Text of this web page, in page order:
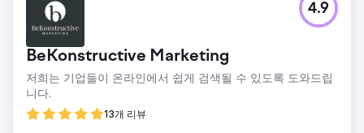
고급 토요타 4륜구동 업그레이드로 전국적인 명성을 떨쳤음에
도 불구하고, Just Autos는 기술적이고 의도가 강한 검색어에
서는 눈에 띄지 않았습니다. 고성능 부품을 위해 구글을 찾는,
자격을 갖춘 마니아층이라는 핵심 고객을 놓치고 있었기 때문
입니다. 이로 인해 기술적으로는 부족하지만 SEO는 더 나은
경쟁사들에게 시장 점유율을 빼앗기고 있었습니다.
솔루션
BeKonstructive Marketing
저희는 기업들이 온라인에서 쉽게 검색될 수 있도록 도와드립
니다.
13개 리뷰
4.9